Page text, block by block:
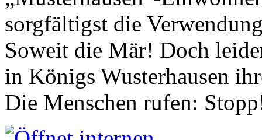
sorgfältigst die
Soweit die Mär! Doch
in Königs Wusterhausen
Die Menschen rufen: